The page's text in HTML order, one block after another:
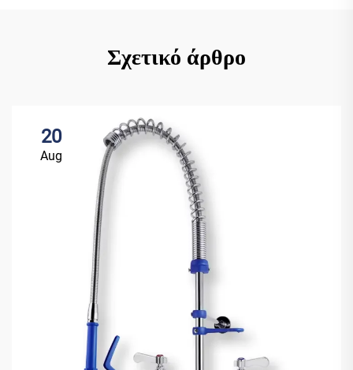
Σχετικό άρθρο
20
Aug